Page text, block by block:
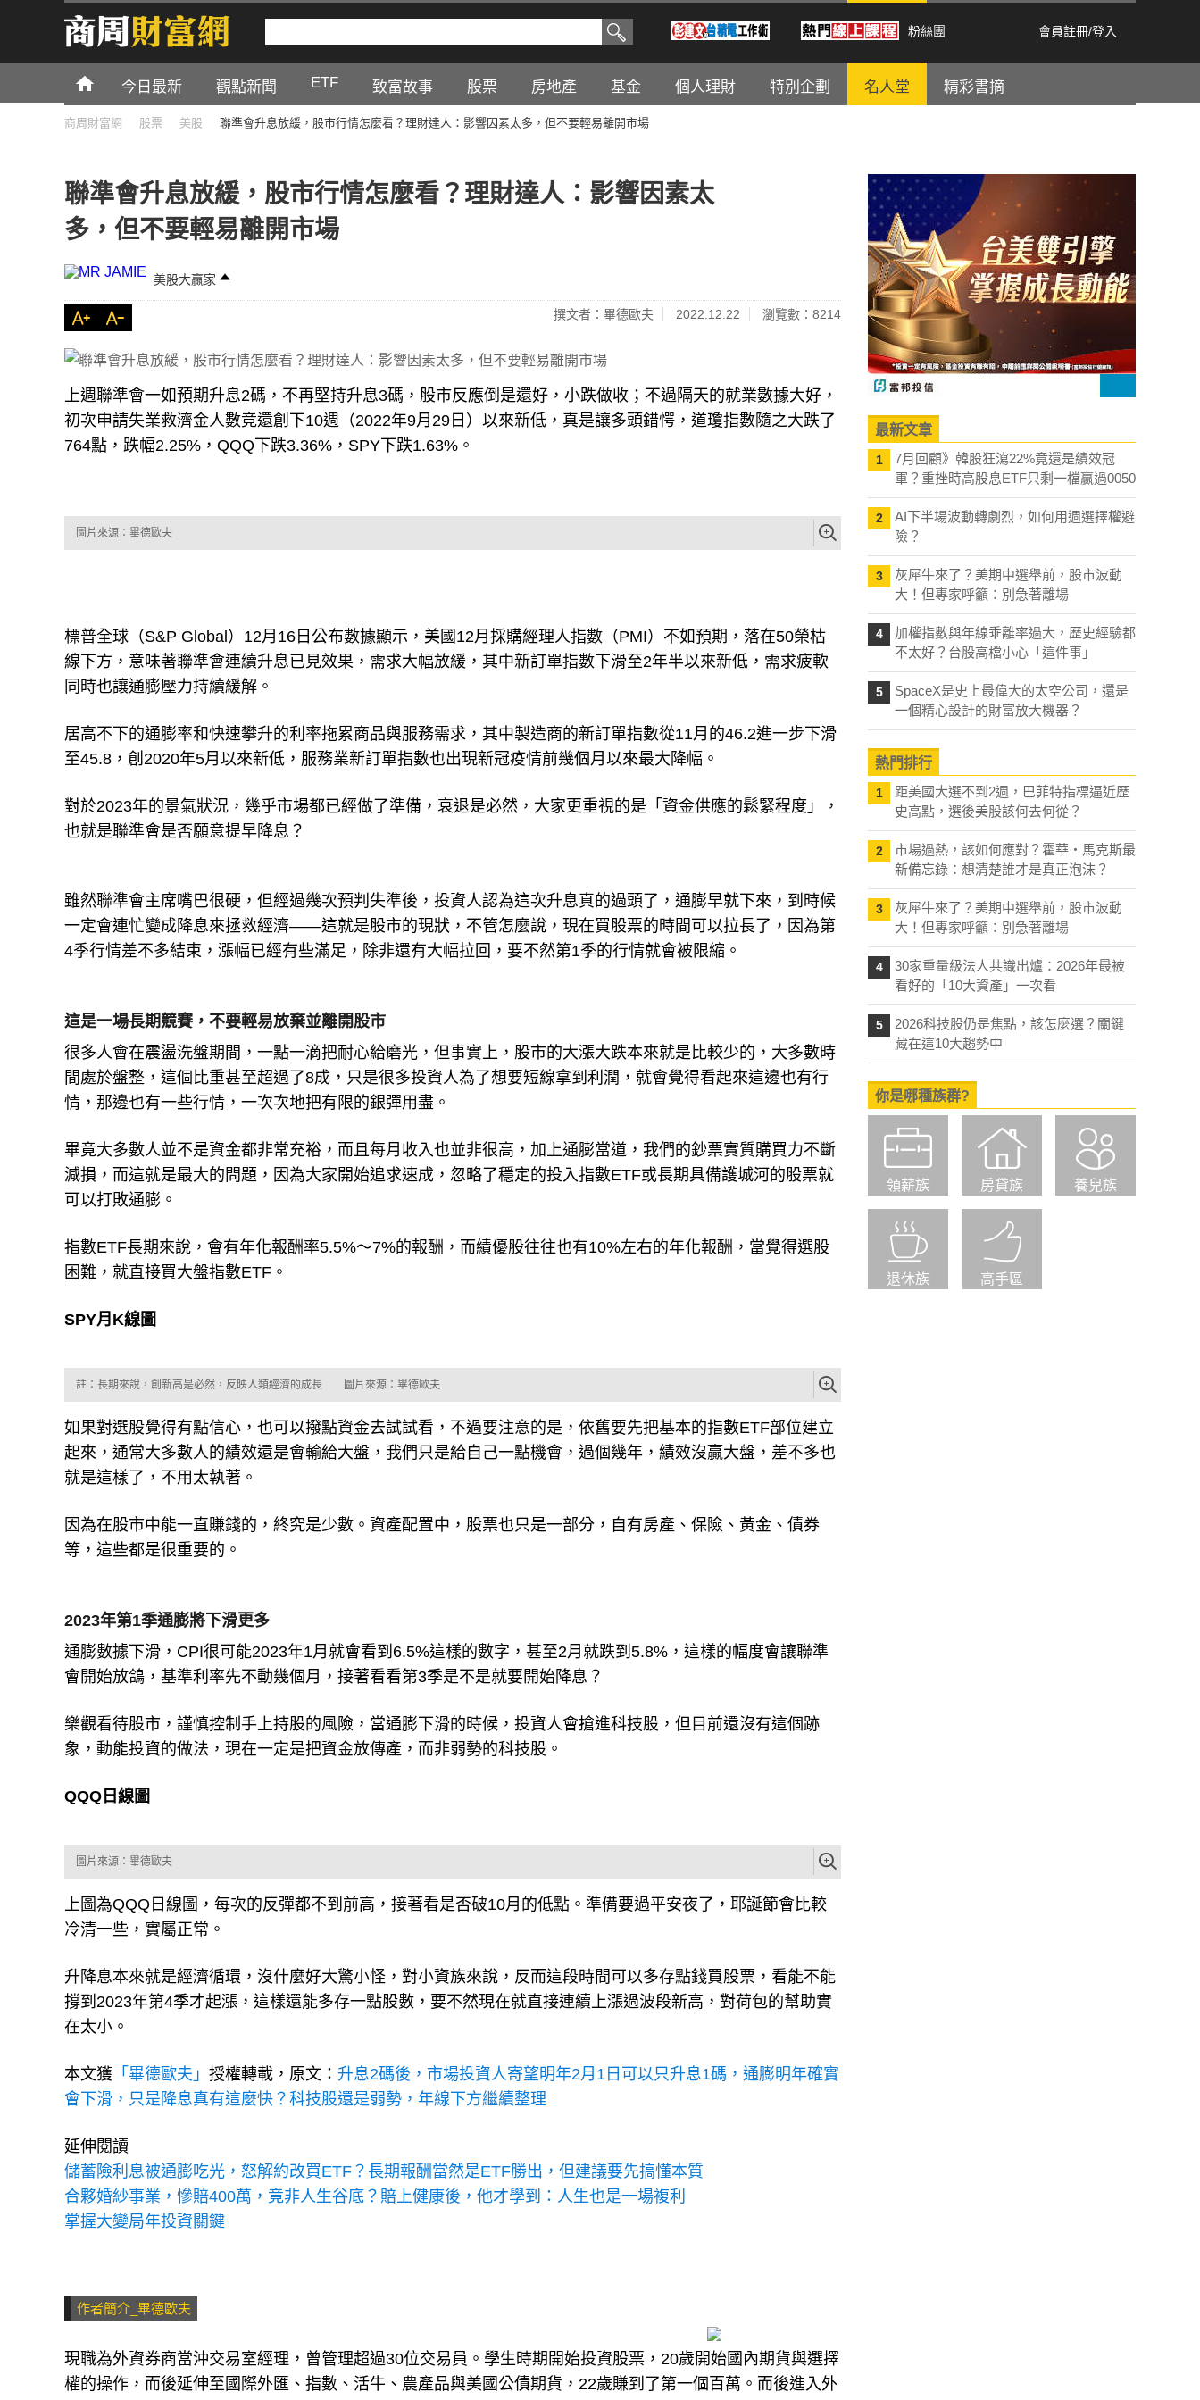
粉絲團 會員註冊/登入
今日最新 觀點新聞 ETF 致富故事 股票 房地產 基金 個人理財 特別企劃 名人堂 精彩書摘
商周財富網 股票 美股 聯準會升息放緩，股市行情怎麼看？理財達人：影響因素太多，但不要輕易離開市場
聯準會升息放緩，股市行情怎麼看？理財達人：影響因素太
多，但不要輕易離開市場
美股大贏家
撰文者：畢德歐夫 2022.12.22 瀏覽數：8214
初次申請失業救濟金人數竟還創下10週（2022年9月29日）以來新低，真是讓多頭錯愕，道瓊指數隨之大跌了
764點，跌幅2.25%，QQQ下跌3.36%，SPY下跌1.63%。
線下方，意味著聯準會連續升息已見效果，需求大幅放緩，其中新訂單指數下滑至2年半以來新低，需求疲軟
同時也讓通膨壓力持續緩解。
至45.8，創2020年5月以來新低，服務業新訂單指數也出現新冠疫情前幾個月以來最大降幅。
也就是聯準會是否願意提早降息？
一定會連忙變成降息來拯救經濟——這就是股市的現狀，不管怎麼說，現在買股票的時間可以拉長了，因為第
4季行情差不多結束，漲幅已經有些滿足，除非還有大幅拉回，要不然第1季的行情就會被限縮。
很多人會在震盪洗盤期間，一點一滴把耐心給磨光，但事實上，股市的大漲大跌本來就是比較少的，大多數時
間處於盤整，這個比重甚至超過了8成，只是很多投資人為了想要短線拿到利潤，就會覺得看起來這邊也有行
情，那邊也有一些行情，一次次地把有限的銀彈用盡。
減損，而這就是最大的問題，因為大家開始追求速成，忽略了穩定的投入指數ETF或長期具備護城河的股票就
可以打敗通膨。
困難，就直接買大盤指數ETF。
如果對選股覺得有點信心，也可以撥點資金去試試看，不過要注意的是，依舊要先把基本的指數ETF部位建立
起來，通常大多數人的績效還是會輸給大盤，我們只是給自己一點機會，過個幾年，績效沒贏大盤，差不多也
就是這樣了，不用太執著。
等，這些都是很重要的。
通膨數據下滑，CPI很可能2023年1月就會看到6.5%這樣的數字，甚至2月就跌到5.8%，這樣的幅度會讓聯準
會開始放鴿，基準利率先不動幾個月，接著看看第3季是不是就要開始降息？
象，動能投資的做法，現在一定是把資金放傳產，而非弱勢的科技股。
上圖為QQQ日線圖，每次的反彈都不到前高，接著看是否破10月的低點。準備要過平安夜了，耶誕節會比較
冷清一些，實屬正常。
撐到2023年第4季才起漲，這樣還能多存一點股數，要不然現在就直接連續上漲過波段新高，對荷包的幫助實
在太小。
會下滑，只是降息真有這麼快？科技股還是弱勢，年線下方繼續整理
儲蓄險利息被通膨吃光，怒解約改買ETF？長期報酬當然是ETF勝出，但建議要先搞懂本質
合夥婚紗事業，慘賠400萬，竟非人生谷底？賠上健康後，他才學到：人生也是一場複利
掌握大變局年投資關鍵
現職為外資券商當沖交易室經理，曾管理超過30位交易員。學生時期開始投資股票，20歲開始國內期貨與選擇
權的操作，而後延伸至國際外匯、指數、活牛、農產品與美國公債期貨，22歲賺到了第一個百萬。而後進入外
商當沖交易室學習，累積交易筆數超過125萬筆。著有：《我在計程車上看到的財富風景：往上翻身與向下墜
最新文章
1
7月回顧》韓股狂瀉22%竟還是績效冠
軍？重挫時高股息ETF只剩一檔贏過0050
2
AI下半場波動轉劇烈，如何用週選擇權避
險？
3
灰犀牛來了？美期中選舉前，股市波動
大！但專家呼籲：別急著離場
4
加權指數與年線乖離率過大，歷史經驗都
不太好？台股高檔小心「這件事」
5
SpaceX是史上最偉大的太空公司，還是
一個精心設計的財富放大機器？
熱門排行
1
距美國大選不到2週，巴菲特指標逼近歷
史高點，選後美股該何去何從？
2
市場過熱，該如何應對？霍華・馬克斯最
新備忘錄：想清楚誰才是真正泡沫？
3
灰犀牛來了？美期中選舉前，股市波動
大！但專家呼籲：別急著離場
4
30家重量級法人共識出爐：2026年最被
看好的「10大資產」一次看
5
2026科技股仍是焦點，該怎麼選？關鍵
藏在這10大趨勢中
你是哪種族群?
領薪族 房貸族 養兒族
退休族 高手區